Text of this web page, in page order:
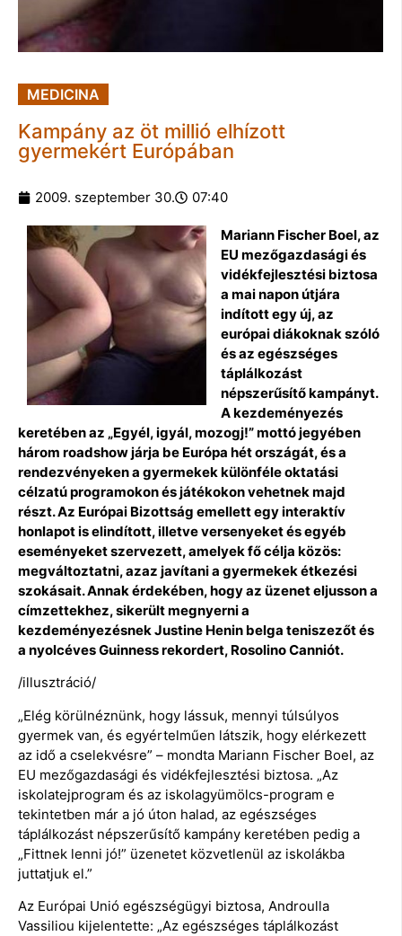
MEDICINA
Kampány az öt millió elhízott
gyermekért Európában
2009. szeptember 30. 07:40
Mariann Fischer Boel, az
EU mezőgazdasági és
vidékfejlesztési biztosa
a mai napon útjára
indított egy új, az
európai diákoknak szóló
és az egészséges
táplálkozást
népszerűsítő kampányt.
A kezdeményezés
keretében az „Egyél, igyál, mozogj!” mottó jegyében
három roadshow járja be Európa hét országát, és a
rendezvényeken a gyermekek különféle oktatási
célzatú programokon és játékokon vehetnek majd
részt. Az Európai Bizottság emellett egy interaktív
honlapot is elindított, illetve versenyeket és egyéb
eseményeket szervezett, amelyek fő célja közös:
megváltoztatni, azaz javítani a gyermekek étkezési
szokásait. Annak érdekében, hogy az üzenet eljusson a
címzettekhez, sikerült megnyerni a
kezdeményezésnek Justine Henin belga teniszezőt és
a nyolcéves Guinness rekordert, Rosolino Canniót.
/illusztráció/
„Elég körülnéznünk, hogy lássuk, mennyi túlsúlyos
gyermek van, és egyértelműen látszik, hogy elérkezett
az idő a cselekvésre” – mondta Mariann Fischer Boel, az
EU mezőgazdasági és vidékfejlesztési biztosa. „Az
iskolatejprogram és az iskolagyümölcs-program e
tekintetben már a jó úton halad, az egészséges
táplálkozást népszerűsítő kampány keretében pedig a
„Fittnek lenni jó!” üzenetet közvetlenül az iskolákba
juttatjuk el.”
Az Európai Unió egészségügyi biztosa, Androulla
Vassiliou kijelentette: „Az egészséges táplálkozást